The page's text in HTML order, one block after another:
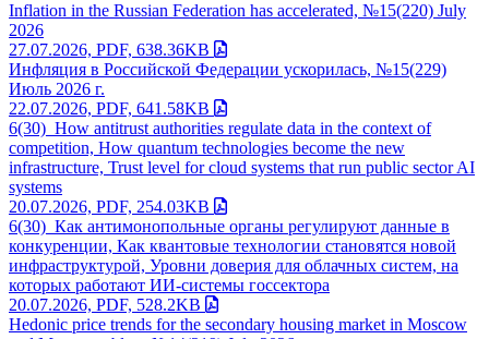
Inflation in the Russian Federation has accelerated, №15(220) July
2026
27.07.2026, PDF, 638.36KB
Инфляция в Российской Федерации ускорилась, №15(229)
Июль 2026 г.
22.07.2026, PDF, 641.58KB
6(30)_How antitrust authorities regulate data in the context of
competition, How quantum technologies become the new
infrastructure, Trust level for cloud systems that run public sector AI
systems
20.07.2026, PDF, 254.03KB
6(30)_Как антимонопольные органы регулируют данные в
конкуренции, Как квантовые технологии становятся новой
инфраструктурой, Уровни доверия для облачных систем, на
которых работают ИИ-системы госсектора
20.07.2026, PDF, 528.2KB
Hedonic price trends for the secondary housing market in Moscow